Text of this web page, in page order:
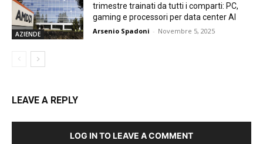
AZIENDE
trimestre trainati da tutti i comparti: PC,
gaming e processori per data center AI
Arsenio Spadoni - Novembre 5, 2025
LEAVE A REPLY
LOG IN TO LEAVE A COMMENT